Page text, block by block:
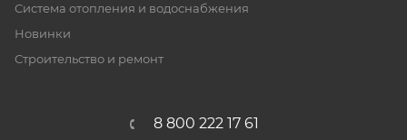
Система отопления и водоснабжения
Новинки
Строительство и ремонт
8 800 222 17 61